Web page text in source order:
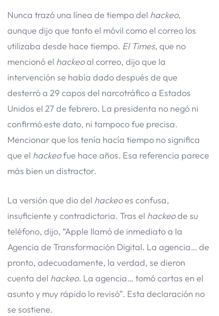
Nunca trazó una línea de tiempo del hackeo,
aunque dijo que tanto el móvil como el correo los
utilizaba desde hace tiempo. El Times, que no
mencionó el hackeoal correo, dijo que la
intervención se había dado después de que
desterró a 29 capos del narcotráfico a Estados
Unidos el 27 de febrero. La presidenta no negó ni
confirmó este dato, ni tampoco fue precisa.
Mencionar que los tenía hacía tiempo no significa
que el hackeofue hace años. Esa referencia parece
más bien un distractor.
La versión que dio del hackeoes confusa,
insuficiente y contradictoria. Tras el hackeode su
teléfono, dijo, “Apple llamó de inmediato a la
Agencia de Transformación Digital. La agencia… de
pronto, adecuadamente, la verdad, se dieron
cuenta del hackeo. La agencia… tomó cartas en el
asunto y muy rápido lo revisó”. Esta declaración no
se sostiene.